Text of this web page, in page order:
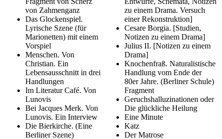
von Zahmenganz
Das Glockenspiel.
Lyrische Szene (für
Marionetten) mit einem
Vorspiel
Menschen. Von
Christian. Ein
Lebensausschnitt in drei
Handlungen
Im Literatur Café. Von
Lunovis
Bei Jacques Merk. Von
Lunovis. Ein Interview
Die Bierkirche. (Eine
Berliner Szene)
zu einem Drama. Versuch
einer Rekonstruktion]
Cesare Borgia. [Studien,
Notizen zu einem Drama]
Julius II. [Notizen zu einem
Drama]
Knochenfraß. Naturalistische
Handlung vom Ende der
80er Jahre. (Berliner Schule)
Fragment
Geruchshalluzinationen oder
Die glückliche Heilung
Eine Minute
Katz
Der Matrose